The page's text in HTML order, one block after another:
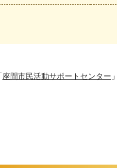
座間市民活動サポートセンター